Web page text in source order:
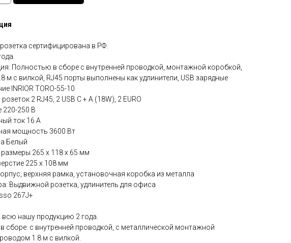
сертифицирована в РФ.
Полностью в сборе с внутренней проводкой, монтажной коробкой,
м с вилкой, RJ45 порты выполнены как удлинители, USB зарядные
INRIOR TORO-55-10
2 RJ45, 2 USB С + А (18W), 2 EURO
220-250 В
ток 16 А
мощность 3600 Вт
Белый
265 х 118 х 65 мм
225 х 108 мм
верхняя рамка, установочная коробка из металла
Выдвижной розетка, удлинитель для офиса
267J+
всю нашу продукцию 2 года.
сборе: с внутренней проводкой, с металлической монтажной
1.8 м с вилкой.